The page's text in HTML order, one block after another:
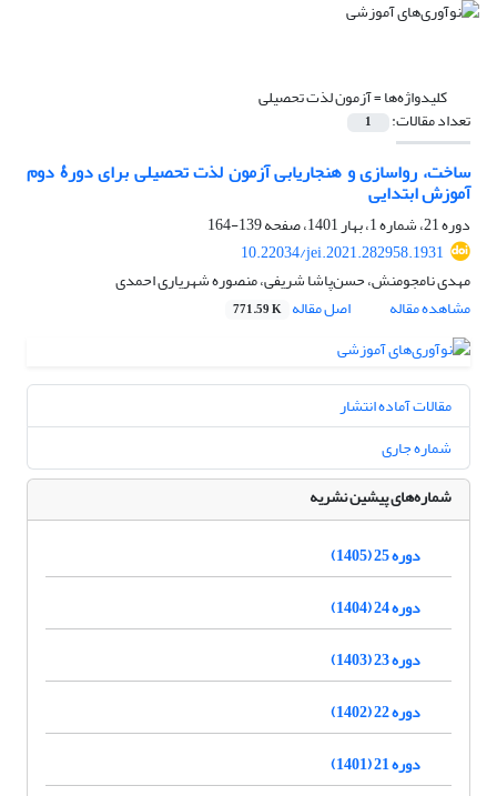
کلیدواژه‌ها =آزمون لذت تحصیلی
تعداد مقالات: 1
ساخت، رواسازی و هنجاریابی آزمون لذت تحصیلی برای دورۀ دوم
آموزش ابتدایی
دوره 21، شماره 1، بهار 1401، صفحه
139-164
10.22034/jei.2021.282958.1931
مهدی نامجومنش، حسن‌پاشا شریفی، منصوره شهریاری احمدی
مشاهده مقاله
اصل مقاله 771.59 K
مقالات آماده انتشار
شماره جاری
شماره‌های پیشین نشریه
دوره 25 (1405)
دوره 24 (1404)
دوره 23 (1403)
دوره 22 (1402)
دوره 21 (1401)